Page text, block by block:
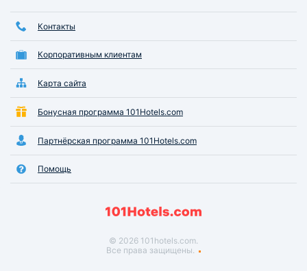
Контакты
Корпоративным клиентам
Карта сайта
Бонусная программа 101Hotels.com
Партнёрская программа 101Hotels.com
Помощь
© 2026 101hotels.com.
Все права защищены.